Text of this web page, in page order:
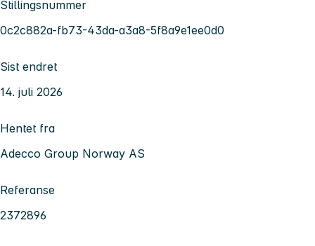
Stillingsnummer
0c2c882a-fb73-43da-a3a8-5f8a9e1ee0d0
Sist endret
14. juli 2026
Hentet fra
Adecco Group Norway AS
Referanse
2372896